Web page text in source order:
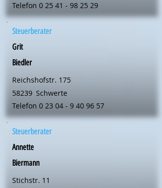
Telefon 0 25 41 - 98 25 29
Steuerberater
Grit
Biedler
Reichshofstr. 175
58239 Schwerte
Telefon 0 23 04 - 9 40 96 57
Steuerberater
Annette
Biermann
Stichstr. 11